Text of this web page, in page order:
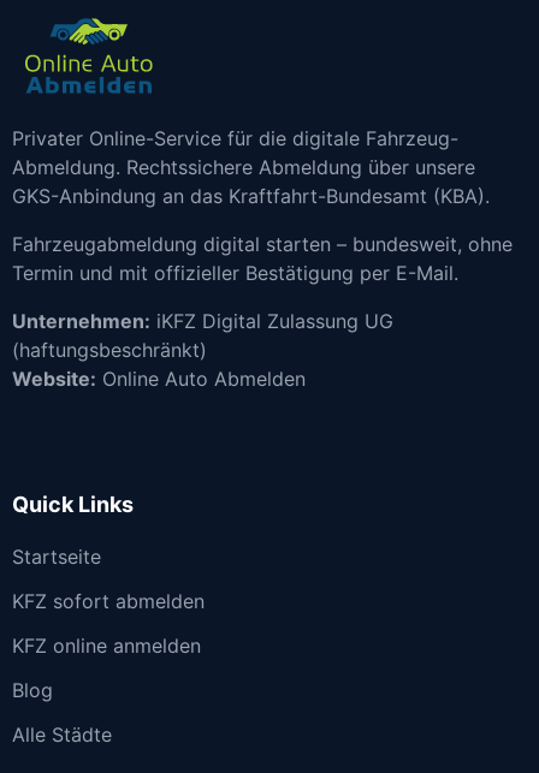
Privater Online-Service für die digitale Fahrzeug-
Abmeldung. Rechtssichere Abmeldung über unsere
GKS-Anbindung an das Kraftfahrt-Bundesamt (KBA).
Fahrzeugabmeldung digital starten – bundesweit, ohne
Termin und mit offizieller Bestätigung per E-Mail.
Unternehmen: iKFZ Digital Zulassung UG
(haftungsbeschränkt)
Website: Online Auto Abmelden
Quick Links
Startseite
KFZ sofort abmelden
KFZ online anmelden
Blog
Alle Städte